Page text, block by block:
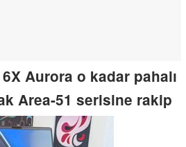
Aurora o kadar pahalı
Area-51 serisine rakip